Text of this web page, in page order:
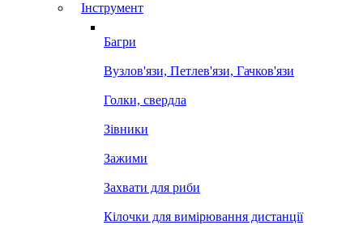
Інструмент
Багри
Вузлов'язи, Петлев'язи, Гачков'язи
Голки, свердла
Зівники
Зажими
Захвати для риби
Кілочки для вимірювання дистанції